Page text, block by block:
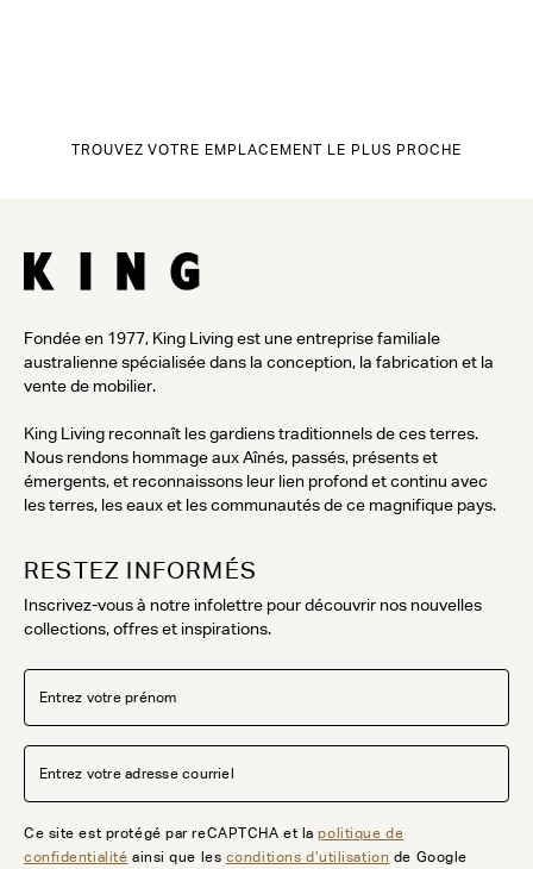
TROUVEZ VOTRE EMPLACEMENT LE PLUS PROCHE
Fondée en 1977, King Living est une entreprise familiale
australienne spécialisée dans la conception, la fabrication et la
vente de mobilier.
King Living reconnaît les gardiens traditionnels de ces terres.
Nous rendons hommage aux Aînés, passés, présents et
émergents, et reconnaissons leur lien profond et continu avec
les terres, les eaux et les communautés de ce magnifique pays.
RESTEZ INFORMÉS
Inscrivez-vous à notre infolettre pour découvrir nos nouvelles
collections, offres et inspirations.
Ce site est protégé par reCAPTCHA et lapolitique de
confidentialité ainsi que les conditions d’utilisation de Google